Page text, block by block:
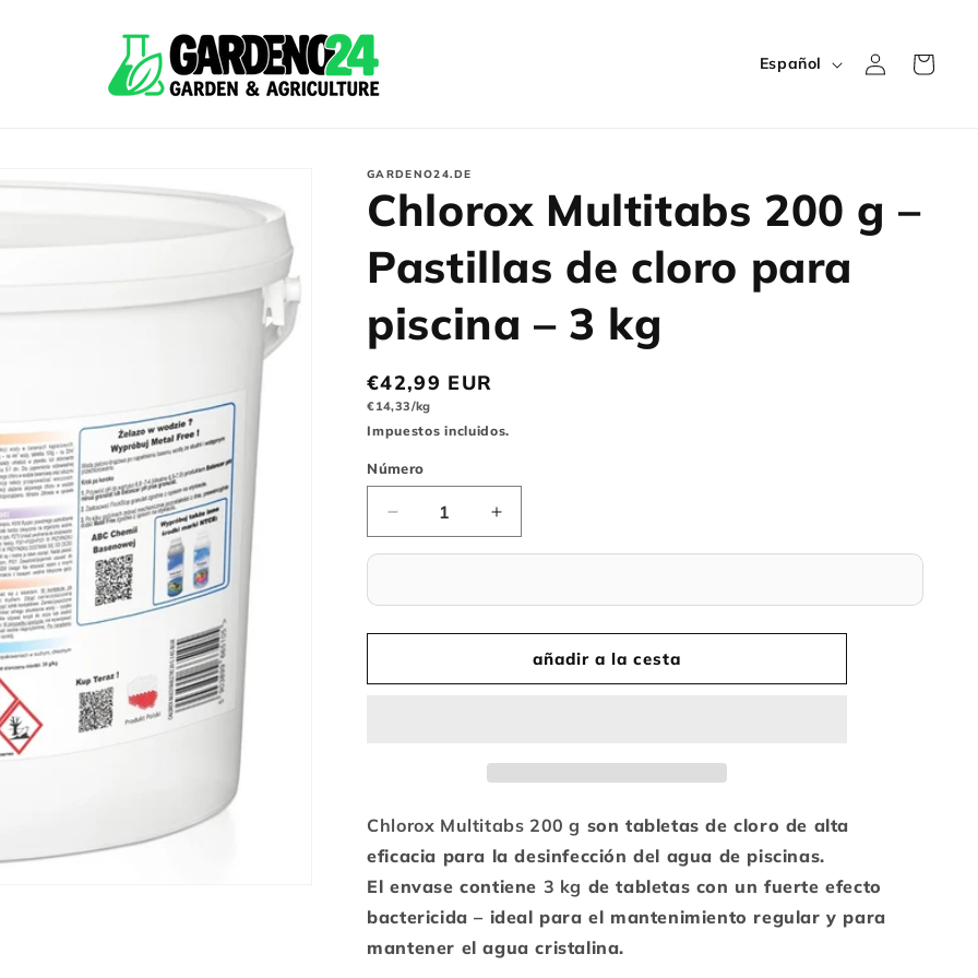
m
a
Español acceso de la
GARDENO24.DE
Chlorox Multitabs 200 g –
Pastillas de cloro para
piscina – 3 kg
Precio
normal
€42,99 EUR
Precio
€14,33/kg
Impuestos incluidos.
Número
Número
Reducir
la
Chlorox
Multitabs
g
piscina
3
kg
Aumentar
la
Chlorox
Multitabs
g
piscina
3
kg
añadir a la cesta
Chlorox Multitabs 200 g son tabletas de cloro de alta
eficacia para la desinfección del agua de piscinas.
El envase contiene 3 kg de tabletas con un fuerte efecto
bactericida – ideal para el mantenimiento regular y para
mantener el agua cristalina.